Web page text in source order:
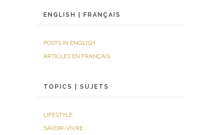
ENGLISH | FRANÇAIS
POSTS IN ENGLISH
ARTICLES EN FRANÇAIS
TOPICS | SUJETS
LIFESTYLE
SAVOIR-VIVRE